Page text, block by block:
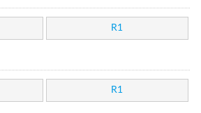
R1
R1